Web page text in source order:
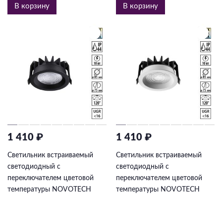
В корзину В корзину
1 410 ₽
Светильник встраиваемый
светодиодный с
переключателем цветовой
температуры NOVOTECH
1 410 ₽
Светильник встраиваемый
светодиодный с
переключателем цветовой
температуры NOVOTECH